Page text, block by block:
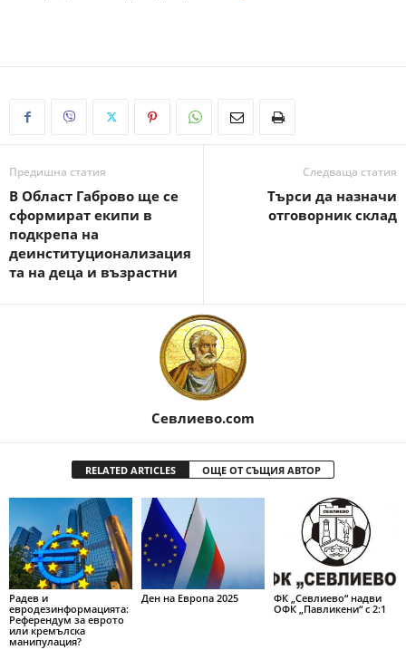
Предишна статия
В Област Габрово ще се
сформират екипи в
подкрепа на
деинституционализация
та на деца и възрастни
Следваща статия
Търси да назначи
отговорник склад
Севлиево.com
RELATED ARTICLES ОЩЕ ОТ СЪЩИЯ АВТОР
Радев и
евродезинформацията:
Референдум за еврото
или кремълска
манипулация?
Ден на Европа 2025
ФК „Севлиево“ надви
ОФК „Павликени“ с 2:1